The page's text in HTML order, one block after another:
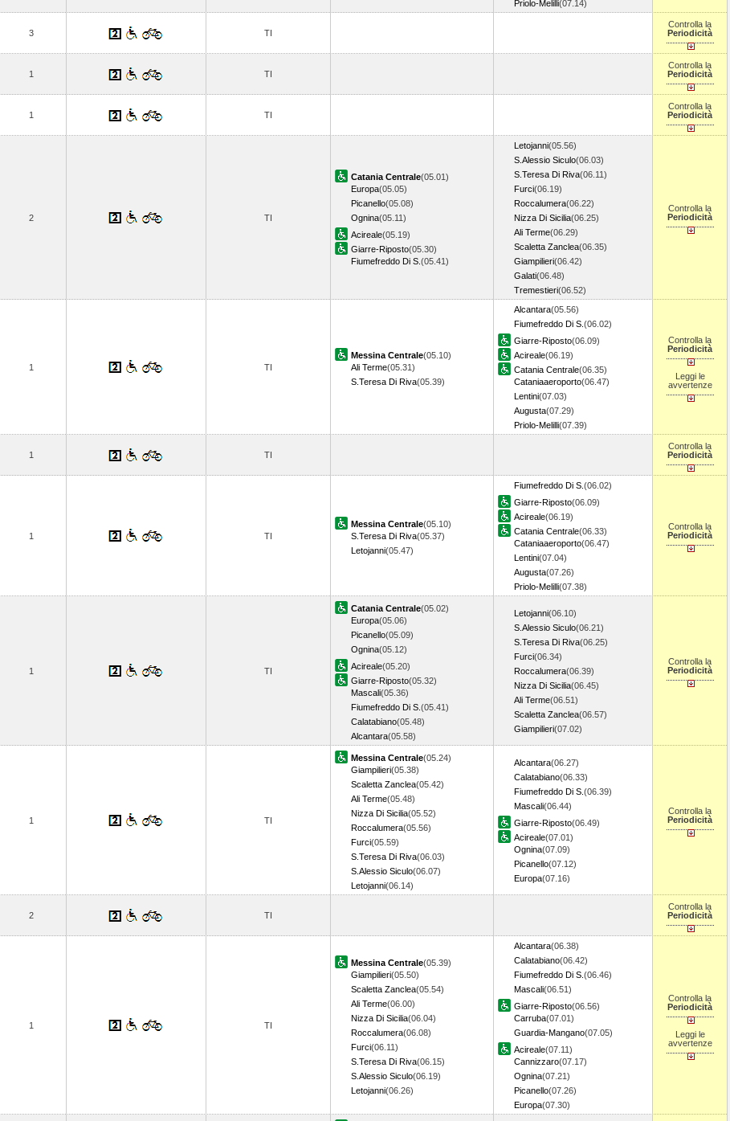
Priolo-Melilli(07.14)
3 TI
Controlla la
Periodicità
1 TI
Controlla la
Periodicità
1 TI
Controlla la
Periodicità
2 TI
Catania Centrale(05.01)
Europa(05.05)
Picanello(05.08)
Ognina(05.11)
Acireale(05.19)
Giarre-Riposto(05.30)
Fiumefreddo Di S. (05.41)
Letojanni(05.56)
S.Alessio Siculo(06.03)
S.Teresa Di Riva(06.11)
Furci(06.19)
Roccalumera(06.22)
Nizza Di Sicilia(06.25)
Ali Terme(06.29)
Scaletta Zanclea(06.35)
Giampilieri(06.42)
Galati(06.48)
Tremestieri(06.52)
Controlla la
Periodicità
1 TI
Messina Centrale(05.10)
Ali Terme(05.31)
S.Teresa Di Riva(05.39)
Alcantara(05.56)
Fiumefreddo Di S. (06.02)
Giarre-Riposto(06.09)
Acireale(06.19)
Catania Centrale(06.35)
Cataniaaeroporto(06.47)
Lentini(07.03)
Augusta(07.29)
Priolo-Melilli(07.39)
Controlla la
Periodicità
Leggi le
avvertenze
1 TI
Controlla la
Periodicità
1 TI
Messina Centrale(05.10)
S.Teresa Di Riva(05.37)
Letojanni(05.47)
Fiumefreddo Di S. (06.02)
Giarre-Riposto(06.09)
Acireale(06.19)
Catania Centrale(06.33)
Cataniaaeroporto(06.47)
Lentini(07.04)
Augusta(07.26)
Priolo-Melilli(07.38)
Controlla la
Periodicità
1 TI
Catania Centrale(05.02)
Europa(05.06)
Picanello(05.09)
Ognina(05.12)
Acireale(05.20)
Giarre-Riposto(05.32)
Mascali(05.36)
Fiumefreddo Di S. (05.41)
Calatabiano(05.48)
Alcantara(05.58)
Letojanni(06.10)
S.Alessio Siculo(06.21)
S.Teresa Di Riva(06.25)
Furci(06.34)
Roccalumera(06.39)
Nizza Di Sicilia(06.45)
Ali Terme(06.51)
Scaletta Zanclea(06.57)
Giampilieri(07.02)
Controlla la
Periodicità
1 TI
Messina Centrale(05.24)
Giampilieri(05.38)
Scaletta Zanclea(05.42)
Ali Terme(05.48)
Nizza Di Sicilia(05.52)
Roccalumera(05.56)
Furci(05.59)
S.Teresa Di Riva(06.03)
S.Alessio Siculo(06.07)
Letojanni(06.14)
Alcantara(06.27)
Calatabiano(06.33)
Fiumefreddo Di S. (06.39)
Mascali(06.44)
Giarre-Riposto(06.49)
Acireale(07.01)
Ognina(07.09)
Picanello(07.12)
Europa(07.16)
Controlla la
Periodicità
2 TI
Controlla la
Periodicità
1 TI
Messina Centrale(05.39)
Giampilieri(05.50)
Scaletta Zanclea(05.54)
Ali Terme(06.00)
Nizza Di Sicilia(06.04)
Roccalumera(06.08)
Furci(06.11)
S.Teresa Di Riva(06.15)
S.Alessio Siculo(06.19)
Letojanni(06.26)
Alcantara(06.38)
Calatabiano(06.42)
Fiumefreddo Di S. (06.46)
Mascali(06.51)
Giarre-Riposto(06.56)
Carruba(07.01)
Guardia-Mangano(07.05)
Acireale(07.11)
Cannizzaro(07.17)
Ognina(07.21)
Picanello(07.26)
Europa(07.30)
Controlla la
Periodicità
Leggi le
avvertenze